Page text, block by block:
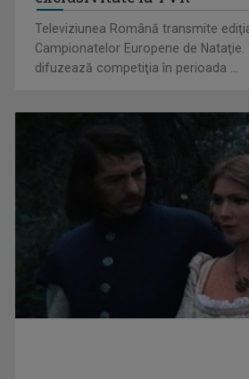
„Cerul” trupei Proconsul – a şasea
concursul „Cerbul ...
Televiziunea Română transmite
Campionatelor Europene de Nataţie.
difuzează competiţia în perioada ...